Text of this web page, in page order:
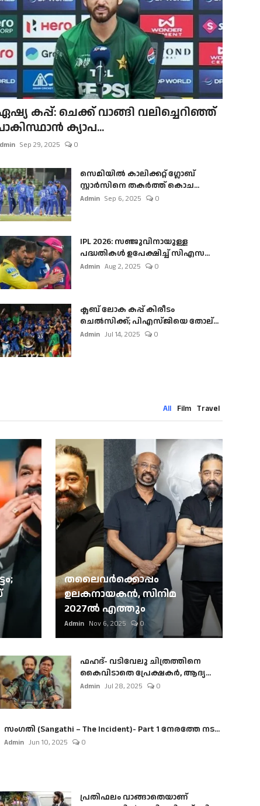
കപ്പ്: ചെക്ക് വാങ്ങി വലിച്ചെറിഞ്ഞ്
ക്യാപ...
Sep 29, 2025 0
സെമിയിൽ കാലിക്കറ്റ് ഗ്ലോബ്
സ്റ്റാർസിനെ തകർത്ത് കൊച...
Admin Sep 6, 2025 0
IPL 2026: സഞ്ജുവിനായുള്ള
പദ്ധതികൾ ഉപേക്ഷിച്ച് സിഎസ...
Admin Aug 2, 2025 0
ക്ലബ് ലോക കപ്പ് കിരീടം
ചെല്‍സിക്ക്; പിഎസ്ജിയെ തോല്...
Admin Jul 14, 2025 0
All Film Travel
തലൈവര്‍ക്കൊപ്പം
ഉലകനായകന്‍, സിനിമ
2027ല്‍ എത്തും
Admin Nov 6, 2025 0
ഫഹദ്- വടിവേലു ചിത്രത്തിനെ
കൈവിടാതെ പ്രേക്ഷകർ, ആദ്യ...
Admin Jul 28, 2025 0
സംഗതി (Sangathi – The Incident)- Part 1 നേരത്തേ നട...
Admin Jun 10, 2025 0
പ്രതിഫലം വാങ്ങാതെയാണ്